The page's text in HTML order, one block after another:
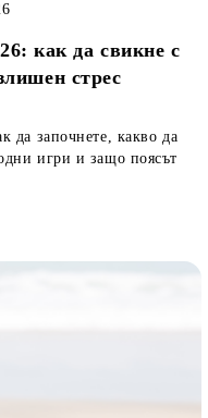
как да свикне с
стрес
да започнете, какво да
игри и защо поясът